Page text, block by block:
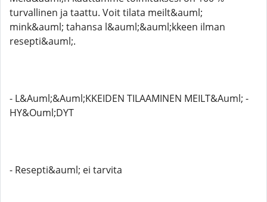
turvallinen ja taattu. Voit tilata meilt&auml;
mink&auml; tahansa l&auml;&auml;kkeen ilman
resepti&auml;.
- L&Auml;&Auml;KKEIDEN TILAAMINEN MEILT&Auml; -
HY&Ouml;DYT
- Resepti&auml; ei tarvita